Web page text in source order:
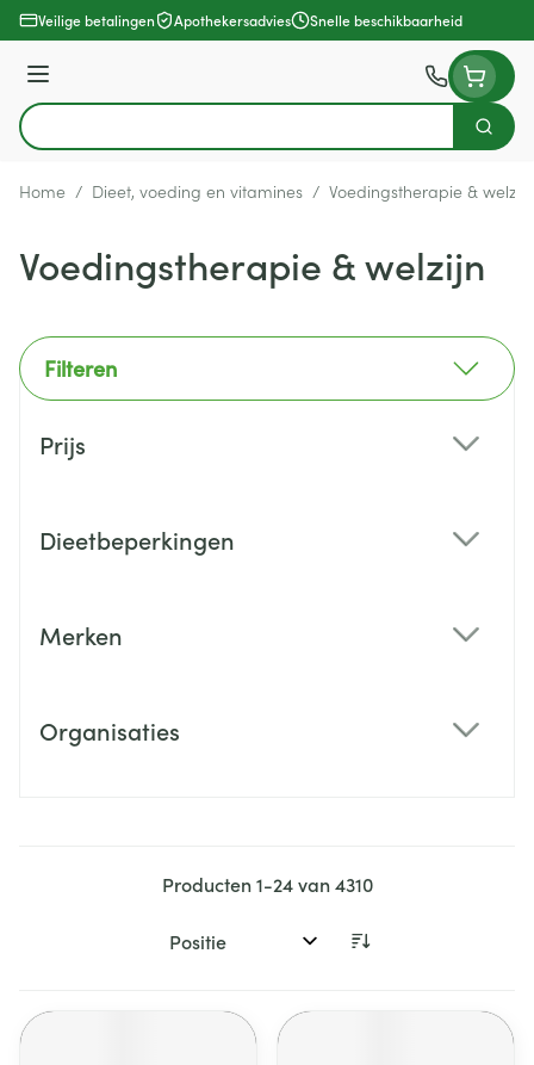
Ga naar de inhoud
Veilige betalingen Apothekersadvies Snelle beschikbaarheid
Menu
Product, merk, categorie...
Zoek
Home / Dieet, voeding en vitamines / Voedingstherapie & welzijn
Voedingstherapie & welzijn
Filteren
Prijs
Dieetbeperkingen
Merken
Organisaties
Producten1-24van4310
Sorteer op: